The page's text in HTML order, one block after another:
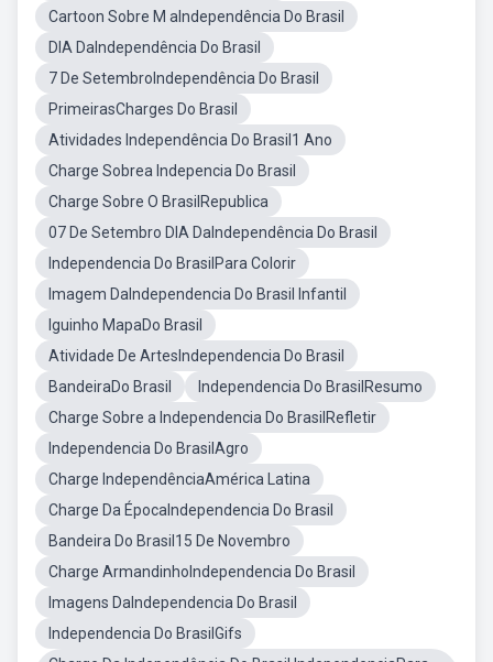
Cartoon Sobre M aIndependência Do Brasil
DIA DaIndependência Do Brasil
7 De SetembroIndependência Do Brasil
PrimeirasCharges Do Brasil
Atividades Independência Do Brasil1 Ano
Charge Sobrea Indepencia Do Brasil
Charge Sobre O BrasilRepublica
07 De Setembro DIA DaIndependência Do Brasil
Independencia Do BrasilPara Colorir
Imagem DaIndependencia Do Brasil Infantil
Iguinho MapaDo Brasil
Atividade De ArtesIndependencia Do Brasil
BandeiraDo Brasil
Independencia Do BrasilResumo
Charge Sobre a Independencia Do BrasilRefletir
Independencia Do BrasilAgro
Charge IndependênciaAmérica Latina
Charge Da ÉpocaIndependencia Do Brasil
Bandeira Do Brasil15 De Novembro
Charge ArmandinhoIndependencia Do Brasil
Imagens DaIndependencia Do Brasil
Independencia Do BrasilGifs